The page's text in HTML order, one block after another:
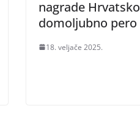
nagrade Hrvatsko
domoljubno pero
18. veljače 2025.